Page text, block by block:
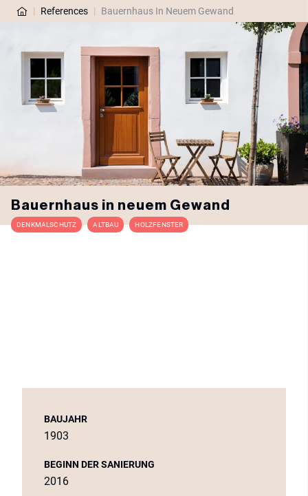
| References | Bauernhaus In Neuem Gewand
Bauernhaus in neuem Gewand
DENKMALSCHUTZ ALTBAU HOLZFENSTER
BAUJAHR
1903
BEGINN DER SANIERUNG
2016